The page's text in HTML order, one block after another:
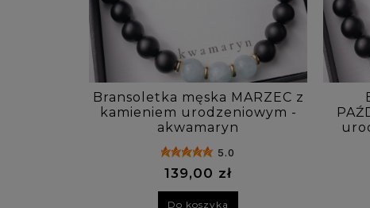
Bransoletka męska MARZEC z
kamieniem urodzeniowym -
akwamaryn
5.0
139,00 zł
Do koszyka